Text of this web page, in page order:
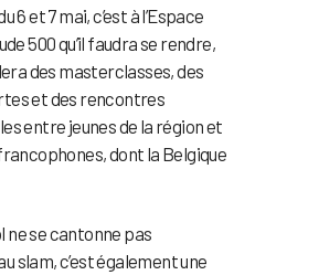
6 et 7 mai, c’est à l’Espace
500 qu’il faudra se rendre,
des masterclasses, des
et des rencontres
entre jeunes de la région et
dont la Belgique
ne se cantonne pas
slam, c’est également une